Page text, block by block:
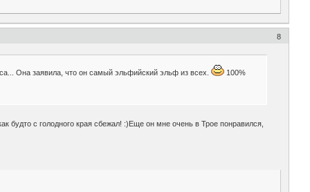
8
Она заявила, что он самый эльфийский эльф из всех. 100%
будто с голодного края сбежал! :)Еще он мне очень в Трое понравился,